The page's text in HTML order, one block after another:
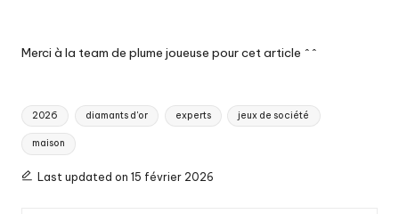
Merci à la team de plume joueuse pour cet article ^^
Tags:
2026 diamants d'or experts jeux de société
maison
Last updated on 15 février 2026